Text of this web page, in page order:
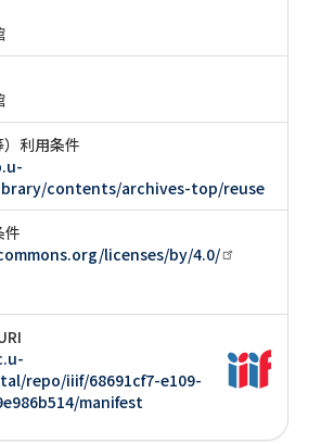
利用条件
contents/archives-top/reuse
件
licenses/by/4.0/
repo/iiif/68691cf7-e109-
manifest